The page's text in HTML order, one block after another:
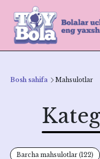
Bosh sahifa Mahsulotlar
Barcha mahsulotlar (122)